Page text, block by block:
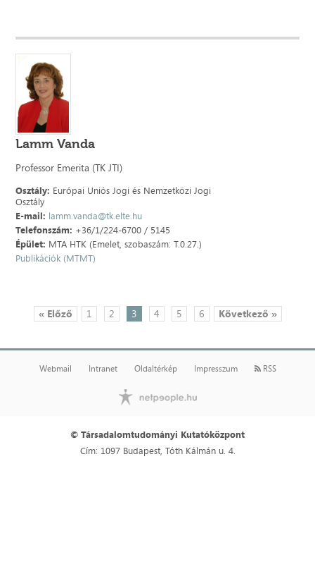
Lamm Vanda
Professor Emerita (TK JTI)
Osztály: Európai Uniós Jogi és Nemzetközi Jogi
Osztály
E-mail: lamm.vanda@tk.elte.hu
Telefonszám: +36/1/224-6700 / 5145
Épület: MTA HTK (Emelet, szobaszám: T.0.27.)
Publikációk (MTMT)
« Előző 1 2 3 4 5 6 Következő »
Webmail Intranet Oldaltérkép Impresszum RSS
© Társadalomtudományi Kutatóközpont
Cím: 1097 Budapest, Tóth Kálmán u. 4.